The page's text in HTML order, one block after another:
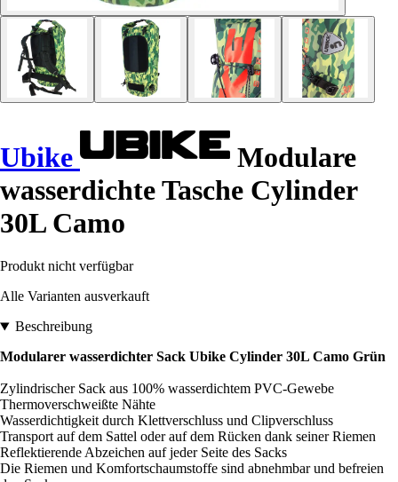
Ubike
Modulare
wasserdichte Tasche Cylinder
30L Camo
Produkt nicht verfügbar
Alle Varianten ausverkauft
Beschreibung
Modularer wasserdichter Sack Ubike Cylinder 30L Camo Grün
Zylindrischer Sack aus 100% wasserdichtem PVC-Gewebe
Thermoverschweißte Nähte
Wasserdichtigkeit durch Klettverschluss und Clipverschluss
Transport auf dem Sattel oder auf dem Rücken dank seiner Riemen
Reflektierende Abzeichen auf jeder Seite des Sacks
Die Riemen und Komfortschaumstoffe sind abnehmbar und befreien